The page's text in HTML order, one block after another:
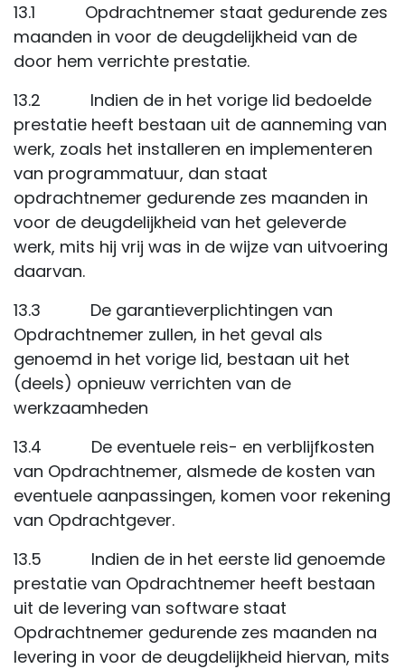
13.1 Opdrachtnemer staat gedurende zes
maanden in voor de deugdelijkheid van de
door hem verrichte prestatie.
13.2 Indien de in het vorige lid bedoelde
prestatie heeft bestaan uit de aanneming van
werk, zoals het installeren en implementeren
van programmatuur, dan staat
opdrachtnemer gedurende zes maanden in
voor de deugdelijkheid van het geleverde
werk, mits hij vrij was in de wijze van uitvoering
daarvan.
13.3 De garantieverplichtingen van
Opdrachtnemer zullen, in het geval als
genoemd in het vorige lid, bestaan uit het
(deels) opnieuw verrichten van de
werkzaamheden
13.4 De eventuele reis- en verblijfkosten
van Opdrachtnemer, alsmede de kosten van
eventuele aanpassingen, komen voor rekening
van Opdrachtgever.
13.5 Indien de in het eerste lid genoemde
prestatie van Opdrachtnemer heeft bestaan
uit de levering van software staat
Opdrachtnemer gedurende zes maanden na
levering in voor de deugdelijkheid hiervan, mits